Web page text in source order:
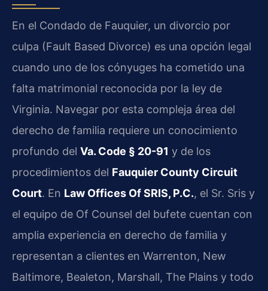
En el Condado de Fauquier, un divorcio por
culpa (Fault Based Divorce) es una opción legal
cuando uno de los cónyuges ha cometido una
falta matrimonial reconocida por la ley de
Virginia. Navegar por esta compleja área del
derecho de familia requiere un conocimiento
profundo del Va. Code § 20-91 y de los
procedimientos del Fauquier County Circuit
Court. En Law Offices Of SRIS, P.C., el Sr. Sris y
el equipo de Of Counsel del bufete cuentan con
amplia experiencia en derecho de familia y
representan a clientes en Warrenton, New
Baltimore, Bealeton, Marshall, The Plains y todo